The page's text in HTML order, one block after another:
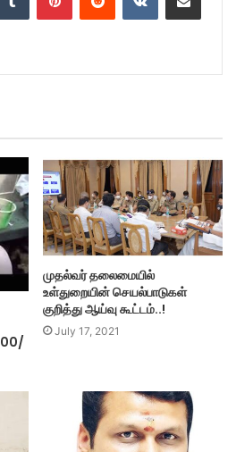
முதல்வர் தலைமையில்
உள்துறையின் செயல்பாடுகள்
குறித்து ஆய்வு கூட்டம்..!
July 17, 2021